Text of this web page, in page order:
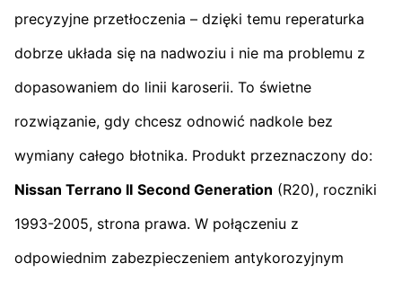
precyzyjne przetłoczenia – dzięki temu reperaturka
dobrze układa się na nadwoziu i nie ma problemu z
dopasowaniem do linii karoserii. To świetne
rozwiązanie, gdy chcesz odnowić nadkole bez
wymiany całego błotnika. Produkt przeznaczony do:
Nissan Terrano II Second Generation (R20), roczniki
1993-2005, strona prawa. W połączeniu z
odpowiednim zabezpieczeniem antykorozyjnym